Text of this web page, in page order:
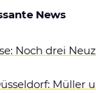
News
Noch drei
Müller